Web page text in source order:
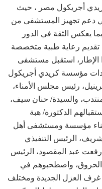
أجريكول مصر ، حيث
تجهيز المستشفى من
يعكس الثقة في الدور
رعاية طبية متخصصة
الإطار، استقبل مستشفى
مؤسسة كريدي أجريكول
رئيس مجلس الأمناء،
والسيدة/ حنان سيف،
الدكتورة/ هبة
مؤسسة ومستشفى أهل
الرئيس التنفيذي
عبد المقصود، الرئيس
واصطحبوهم في
العزل الجديدة ومختلف